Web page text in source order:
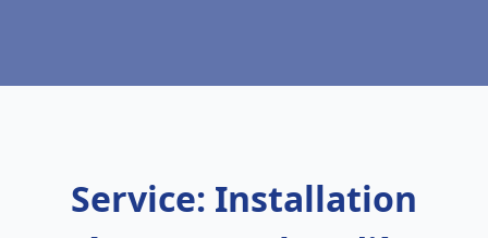
Service: Installation